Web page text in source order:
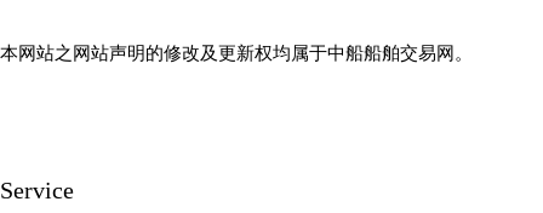
本网站之网站声明的修改及更新权均属于中船船舶交易网。
Service